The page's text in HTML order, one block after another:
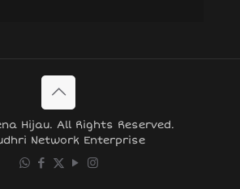
Hijau. All Rights Reserved.
Network Enterprise